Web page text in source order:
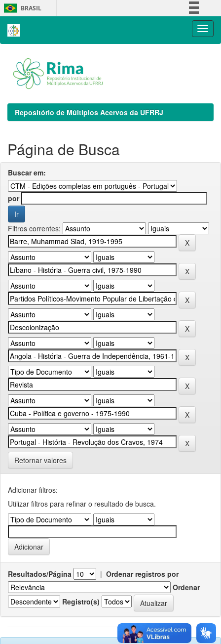
Skip
navigation
BRASIL
Repositório de Múltiplos Acervos da UFRRJ
Página de Busca
Buscar em:
por
Filtros correntes:
Retornar valores
Adicionar filtros:
Utilizar filtros para refinar o resultado de busca.
Resultados/Página | Ordenar registros por
Ordenar
Registro(s)